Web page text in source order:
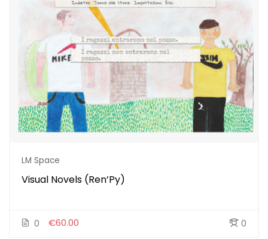
LM Space
Visual Novels (Ren’Py)
0 0
€60.00